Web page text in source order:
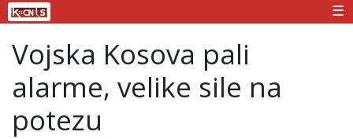
☰
Vojska Kosova pali
alarme, velike sile na
potezu